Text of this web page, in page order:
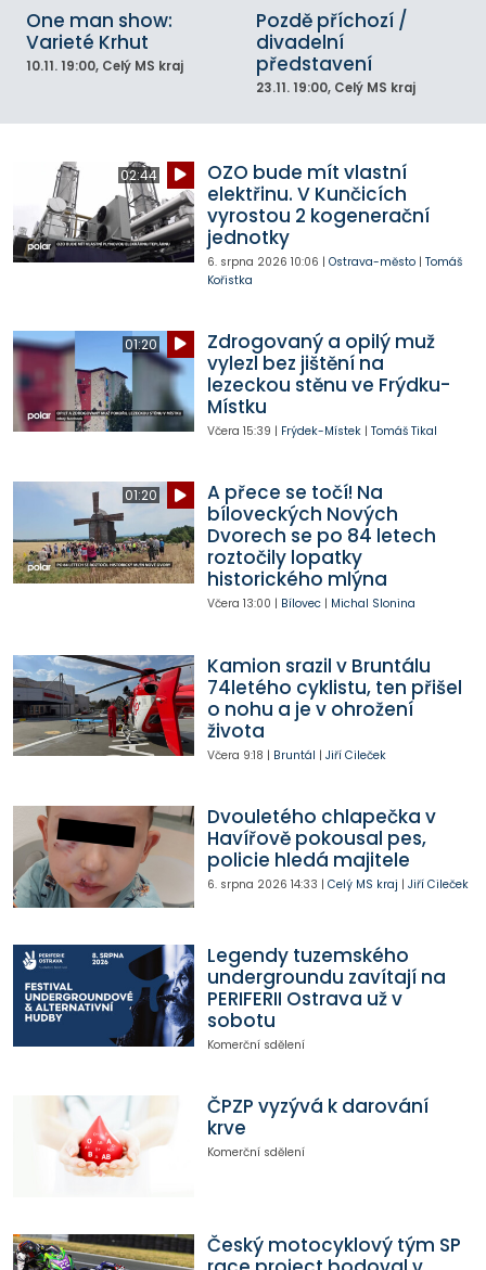
One man show:
Varieté Krhut
10.11. 19:00, Celý MS kraj
Pozdě příchozí /
divadelní
představení
23.11. 19:00, Celý MS kraj
02:44
OZO bude mít vlastní
elektřinu. V Kunčicích
vyrostou 2 kogenerační
jednotky
6. srpna 2026 10:06 | Ostrava-město| Tomáš
Kořistka
01:20
Zdrogovaný a opilý muž
vylezl bez jištění na
lezeckou stěnu ve Frýdku-
Místku
Včera 15:39 | Frýdek-Místek| Tomáš Tikal
01:20
A přece se točí! Na
bíloveckých Nových
Dvorech se po 84 letech
roztočily lopatky
historického mlýna
Včera 13:00 | Bílovec| Michal Slonina
Kamion srazil v Bruntálu
74letého cyklistu, ten přišel
o nohu a je v ohrožení
života
Včera 9:18 | Bruntál | Jiří Cileček
Dvouletého chlapečka v
Havířově pokousal pes,
policie hledá majitele
6. srpna 2026 14:33 | Celý MS kraj | Jiří Cileček
Legendy tuzemského
undergroundu zavítají na
PERIFERII Ostrava už v
sobotu
Komerční sdělení
ČPZP vyzývá k darování
krve
Komerční sdělení
Český motocyklový tým SP